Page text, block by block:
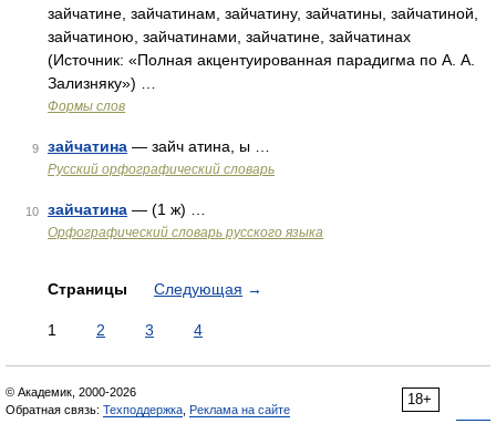
зайчатине, зайчатинам, зайчатину, зайчатины, зайчатиной,
зайчатиною, зайчатинами, зайчатине, зайчатинах
(Источник: «Полная акцентуированная парадигма по А. А.
Зализняку») …
Формы слов
9 зайчатина — зайч атина, ы …
Русский орфографический словарь
10 зайчатина — (1 ж) …
Орфографический словарь русского языка
Страницы Следующая →
1 2 3 4
18+
© Академик, 2000-2026
Обратная связь: Техподдержка Реклама на сайте